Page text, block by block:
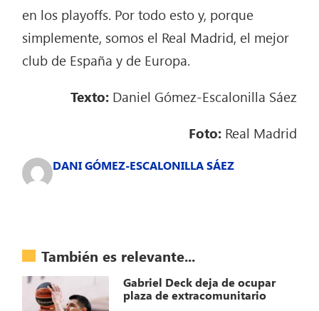
en los playoffs. Por todo esto y, porque
simplemente, somos el Real Madrid, el mejor
club de España y de Europa.
Texto: Daniel Gómez-Escalonilla Sáez
Foto:Real Madrid
DANI GÓMEZ-ESCALONILLA SÁEZ
También es relevante...
Gabriel Deck deja de ocupar
plaza de extracomunitario